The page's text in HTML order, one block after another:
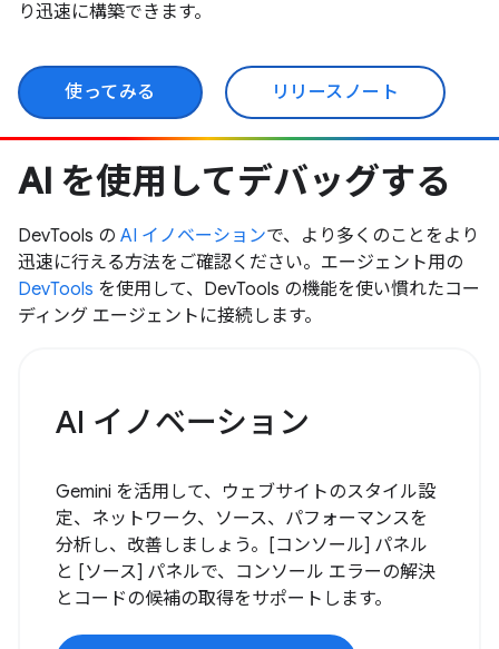
り迅速に構築できます。
使ってみる リリースノート
AI を使用してデバッグする
DevTools の AI イノベーションで、より多くのことをより
迅速に行える方法をご確認ください。エージェント用の
DevTools を使用して、DevTools の機能を使い慣れたコー
ディング エージェントに接続します。
AI イノベーション
Gemini を活用して、ウェブサイトのスタイル設
定、ネットワーク、ソース、パフォーマンスを
分析し、改善しましょう。[コンソール] パネル
と [ソース] パネルで、コンソール エラーの解決
とコードの候補の取得をサポートします。